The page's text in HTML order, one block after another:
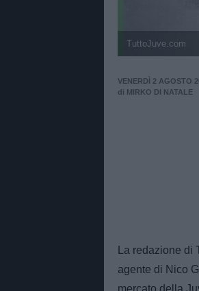
TuttoJuve.com
VENERDÌ 2 AGOSTO
di MIRKO DI NATALE
La redazione
agente di Nico
mercato della